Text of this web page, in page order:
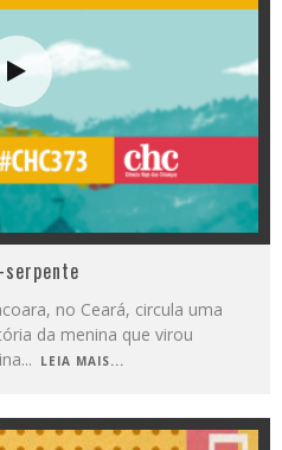
no Ceará, circula uma
da menina que virou
... LEIA MAIS...